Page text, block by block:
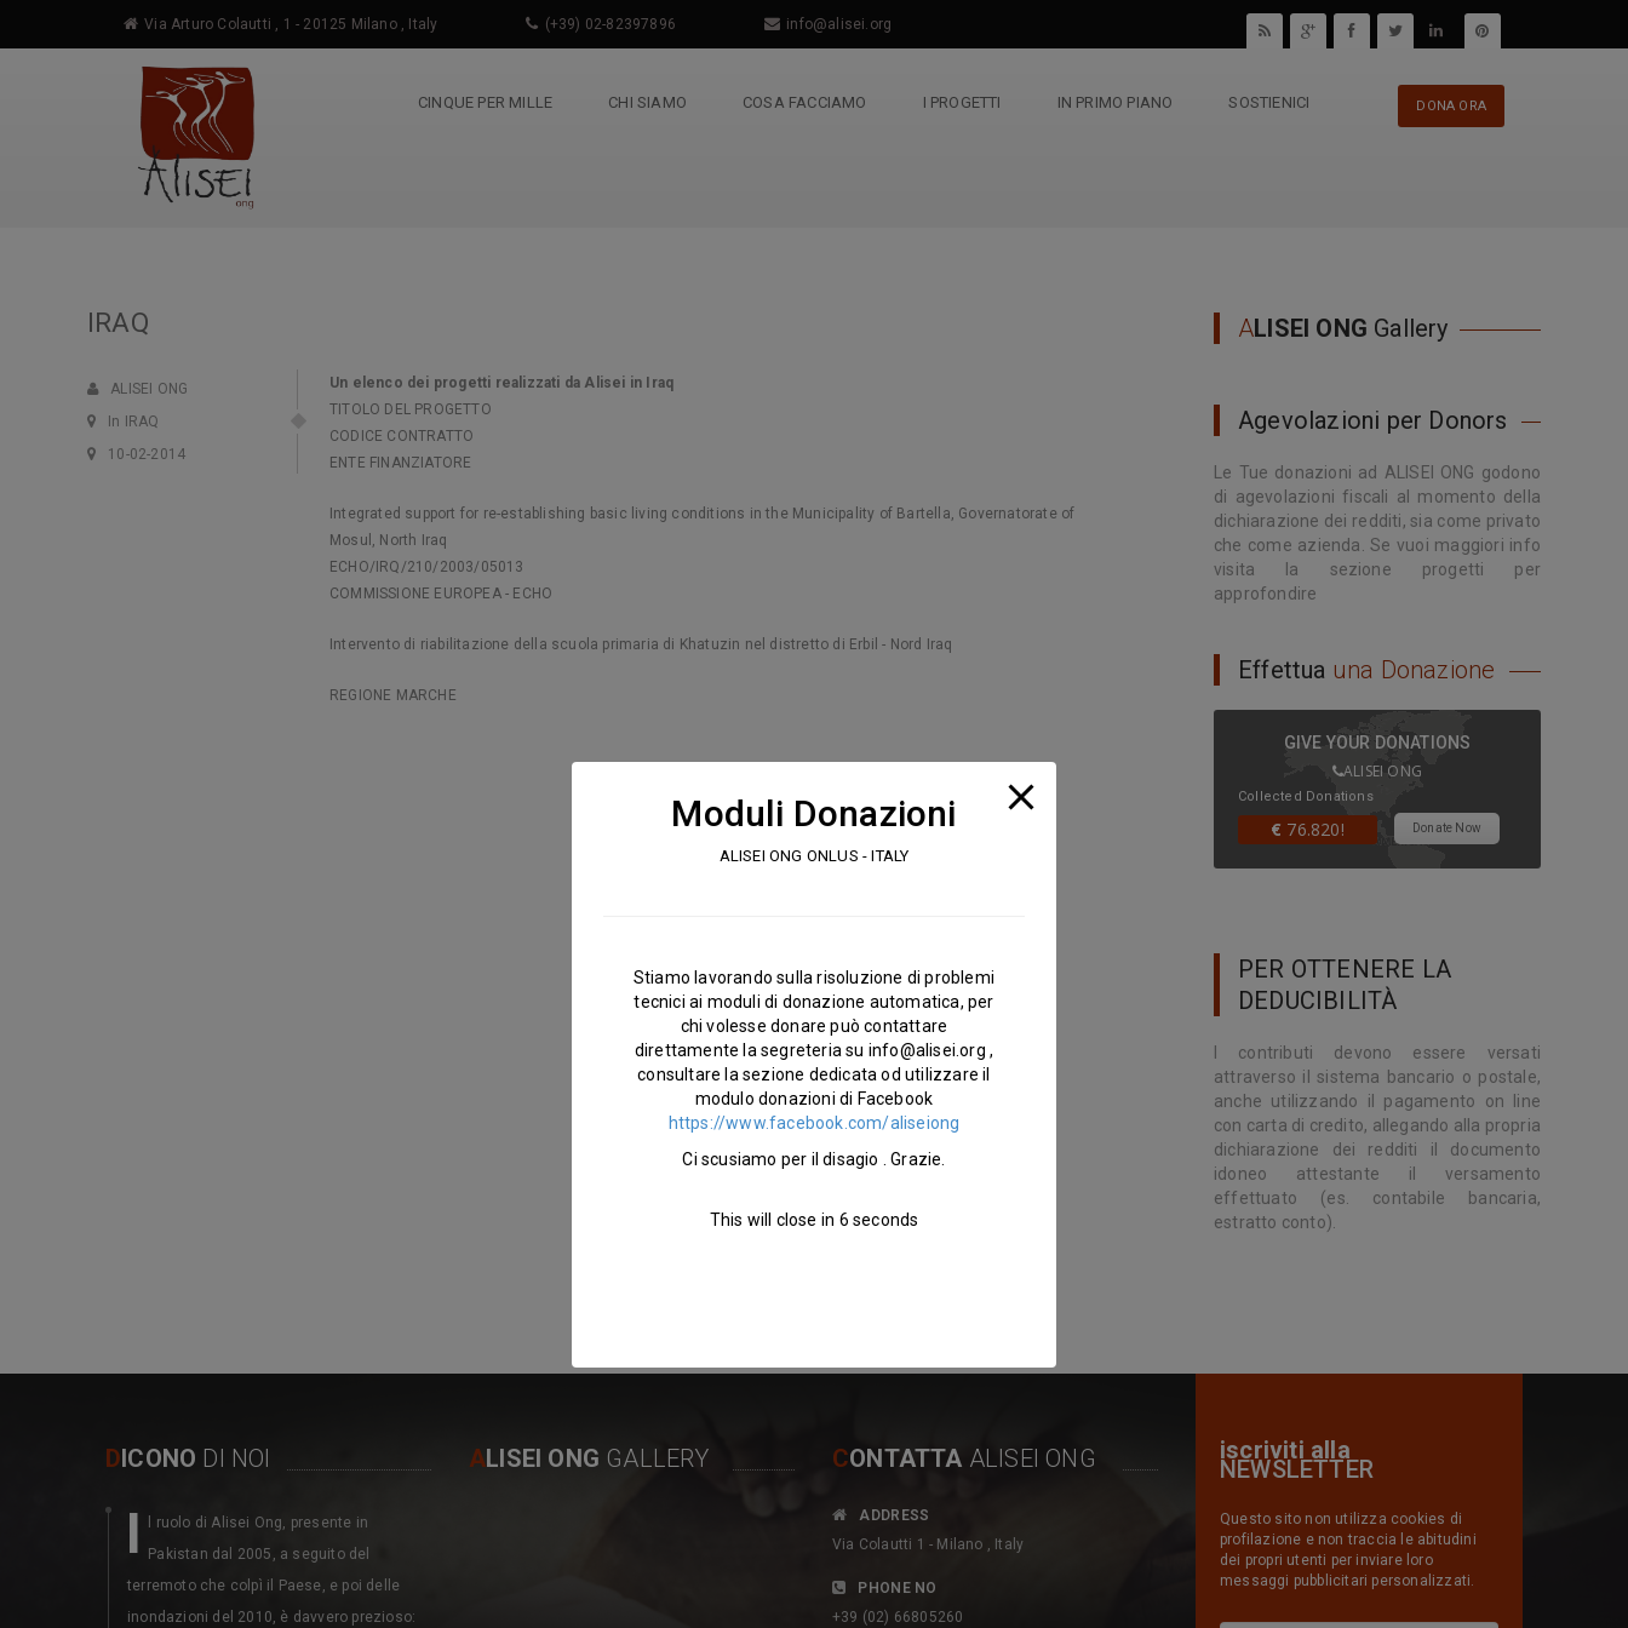
Via Arturo Colautti , 1 - 20125 Milano , Italy (+39) 02-82397896 info@alisei.org
DONA ORA
CINQUE PER MILLE CHI SIAMO COSA FACCIAMO I PROGETTI IN PRIMO PIANO SOSTIENICI
IRAQ
ALISEI ONG
In IRAQ
10-02-2014
Un elenco dei progetti realizzati da Alisei in Iraq
TITOLO DEL PROGETTO
CODICE CONTRATTO
ENTE FINANZIATORE
Integrated support for re-establishing basic living conditions in the Municipality of Bartella, Governatorate of
Mosul, North Iraq
ECHO/IRQ/210/2003/05013
COMMISSIONE EUROPEA - ECHO
Intervento di riabilitazione della scuola primaria di Khatuzin nel distretto di Erbil - Nord Iraq
REGIONE MARCHE
ALISEI ONG Gallery
Agevolazioni per Donors
Le Tue donazioni ad ALISEI ONG godono
di agevolazioni fiscali al momento della
dichiarazione dei redditi, sia come privato
che come azienda. Se vuoi maggiori info
visita la sezione progetti per
approfondire
Effettua una Donazione
GIVE YOUR DONATIONS
ALISEI ONG
Collected Donations
€ 76.820! Donate Now
PER OTTENERE LA
DEDUCIBILITÀ
I contributi devono essere versati
attraverso il sistema bancario o postale,
anche utilizzando il pagamento on line
con carta di credito, allegando alla propria
dichiarazione dei redditi il documento
idoneo attestante il versamento
effettuato (es. contabile bancaria,
estratto conto).
DICONO DI NOI
I
l ruolo di Alisei Ong, presente in
Pakistan dal 2005, a seguito del
terremoto che colpì il Paese, e poi delle
inondazioni del 2010, è davvero prezioso:
romuovere un’agricoltura rispettosa
dell’uomo e dell’ambiente e
soprattutto servire da vetrina verso il
mondo per promuovere la qualità dei
ALISEI ONG GALLERY CONTATTA ALISEI ONG
ADDRESS
Via Colautti 1 - Milano , Italy
PHONE NO
+39 (02) 66805260
iscriviti alla
NEWSLETTER
Questo sito non utilizza cookies di
profilazione e non traccia le abitudini
dei propri utenti per inviare loro
messaggi pubblicitari personalizzati.
Moduli Donazioni
ALISEI ONG ONLUS - ITALY
Stiamo lavorando sulla risoluzione di problemi
tecnici ai moduli di donazione automatica, per
chi volesse donare può contattare
direttamente la segreteria su info@alisei.org ,
consultare la sezione dedicata od utilizzare il
modulo donazioni di Facebook
https://www.facebook.com/aliseiong
Ci scusiamo per il disagio . Grazie.
This will close in 5 seconds